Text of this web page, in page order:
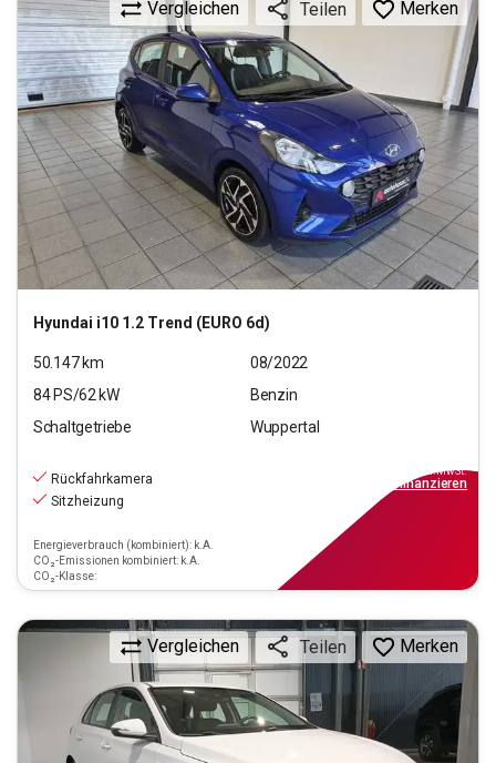
Hyundai i10 1.2 Trend (EURO 6d)
Vergleichen Teilen Merken
50.147km
08/2022
84PS/62 kW
Benzin
Schaltgetriebe
Wuppertal
Rückfahrkamera
Sitzheizung
Energieverbrauch (kombiniert): k.A.
CO₂-Emissionen kombiniert: k.A.
CO₂-Klasse:
inkl.MwSt.
finanzieren
Vergleichen Teilen Merken